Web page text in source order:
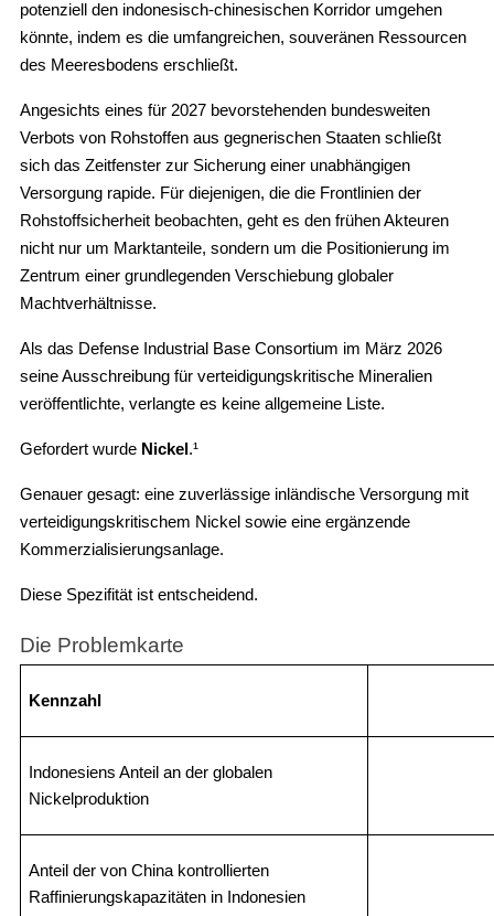
potenziell den indonesisch-chinesischen Korridor umgehen
könnte, indem es die umfangreichen, souveränen Ressourcen
des Meeresbodens erschließt.
Angesichts eines für 2027 bevorstehenden bundesweiten
Verbots von Rohstoffen aus gegnerischen Staaten schließt
sich das Zeitfenster zur Sicherung einer unabhängigen
Versorgung rapide. Für diejenigen, die die Frontlinien der
Rohstoffsicherheit beobachten, geht es den frühen Akteuren
nicht nur um Marktanteile, sondern um die Positionierung im
Zentrum einer grundlegenden Verschiebung globaler
Machtverhältnisse.
Als das Defense Industrial Base Consortium im März 2026
seine Ausschreibung für verteidigungskritische Mineralien
veröffentlichte, verlangte es keine allgemeine Liste.
Gefordert wurde Nickel .¹
Genauer gesagt: eine zuverlässige inländische Versorgung mit
verteidigungskritischem Nickel sowie eine ergänzende
Kommerzialisierungsanlage.
Diese Spezifität ist entscheidend.
Die Problemkarte
Kennzahl
Indonesiens Anteil an der globalen
Nickelproduktion
Anteil der von China kontrollierten
Raffinierungskapazitäten in Indonesien